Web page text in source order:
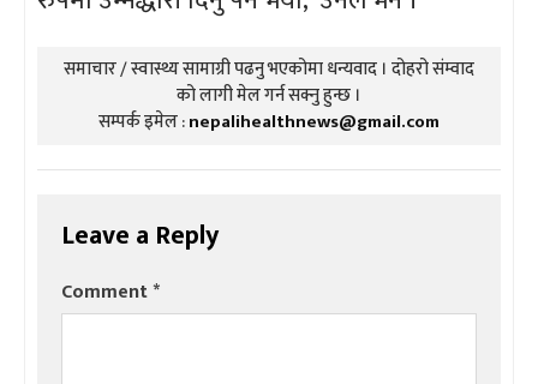
समाचार / स्वास्थ्य सामाग्री पढनु भएकोमा धन्यवाद । दोहरो संम्वाद
को लागी मेल गर्न सक्नु हुन्छ ।
सम्पर्क इमेल :nepalihealthnews@gmail.com
Leave a Reply
Comment*